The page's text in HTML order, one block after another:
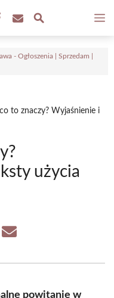
- Ogłoszenia | Sprzedam |
to znaczy? Wyjaśnienie i
użycia
Share
powitanie w